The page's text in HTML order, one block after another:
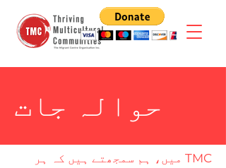
حوالہ جات
TMC میں، ہم سمجھتے ہیں کہ ہر